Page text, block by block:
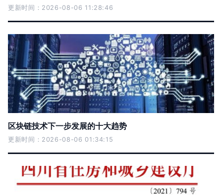
更新时间：2026-08-06 11:28:46
区块链技术下一步发展的十大趋势
更新时间：2026-08-06 01:34:15